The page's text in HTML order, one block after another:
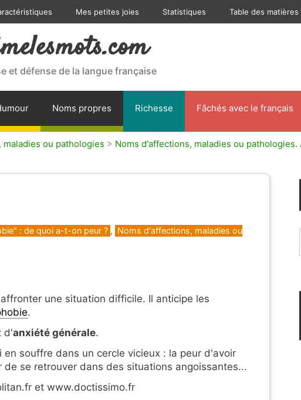
Mes petites joies Statistiques Table des matières
et défense de la langue française
Noms propres Richesse Fâchés avec le français
maladies ou pathologies > Noms d'affections, maladies ou
: de quoi a-t-on peur ? , Noms d'affections, maladies ou
une situation difficile. Il anticipe les
.
d'anxiété générale.
souffre dans un cercle vicieux : la peur d'avoir
se retrouver dans des situations angoissantes...
et www.doctissimo.fr